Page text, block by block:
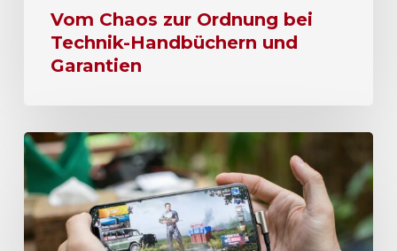
Vom Chaos zur Ordnung bei
Technik-Handbüchern und
Garantien